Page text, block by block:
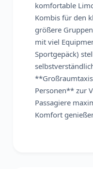
komfortable
Kombis für den
größere
mit viel
Sportgepäck)
Personen** zur
Passagiere
Komfort